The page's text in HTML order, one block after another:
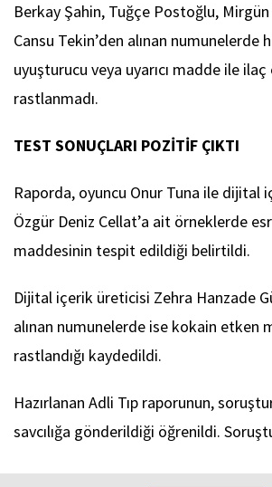
Berkay Şahin, Tuğçe Postoğlu, Mirgün
Cansu Tekin’den alınan numunelerde
uyuşturucu veya uyarıcı madde ile
rastlanmadı.
TEST SONUÇLARI POZİTİF ÇIKTI
Raporda, oyuncu Onur Tuna ile dijital
Özgür Deniz Cellat’a ait örneklerde
maddesinin tespit edildiği belirtildi.
Dijital içerik üreticisi Zehra Hanzade
alınan numunelerde ise kokain etken
rastlandığı kaydedildi.
Hazırlanan Adli Tıp raporunun,
savcılığa gönderildiği öğrenildi.